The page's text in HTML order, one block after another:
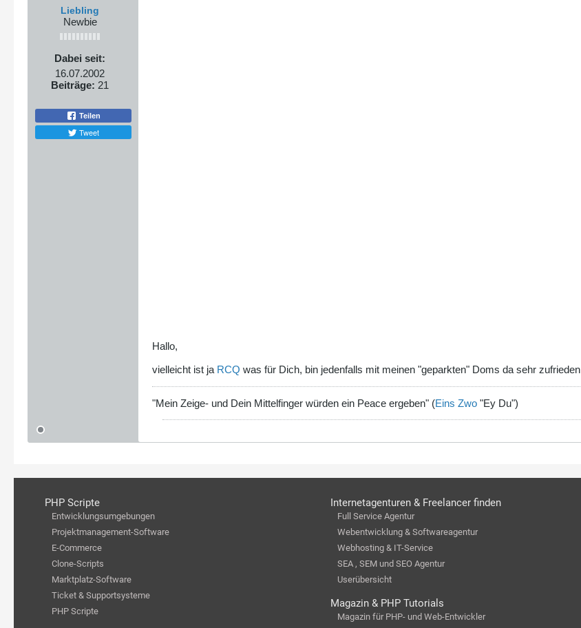
Liebling
Newbie
Dabei seit:
16.07.2002
Beiträge: 21
Teilen
Tweet
Hallo,
vielleicht ist ja RCQ was für Dich, bin jedenfalls mit meinen "geparkten" Doms da sehr zufrieden
"Mein Zeige- und Dein Mittelfinger würden ein Peace ergeben" (Eins Zwo "Ey Du")
PHP Scripte
Entwicklungsumgebungen
Projektmanagement-Software
E-Commerce
Clone-Scripts
Marktplatz-Software
Ticket & Supportsysteme
PHP Scripte
Internetagenturen & Freelancer finden
Full Service Agentur
Webentwicklung & Softwareagentur
Webhosting & IT-Service
SEA , SEM und SEO Agentur
Userübersicht
Magazin & PHP Tutorials
Magazin für PHP- und Web-Entwickler